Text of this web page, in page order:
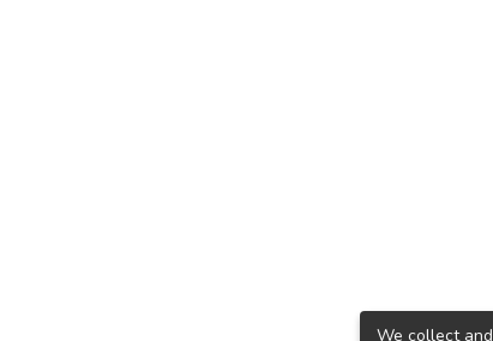
We collect